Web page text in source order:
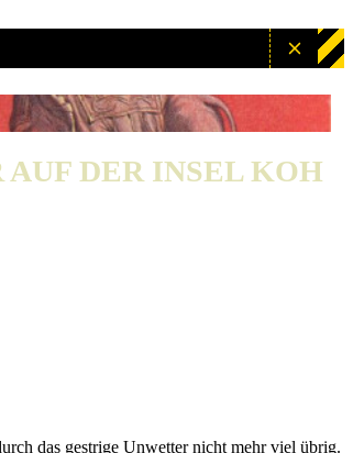
DER INSEL KOH
das gestrige Unwetter nicht mehr viel übrig.